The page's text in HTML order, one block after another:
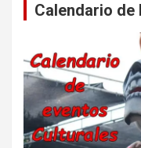
Calendario de